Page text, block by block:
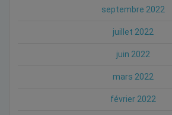
septembre 2022
juillet 2022
juin 2022
mars 2022
février 2022